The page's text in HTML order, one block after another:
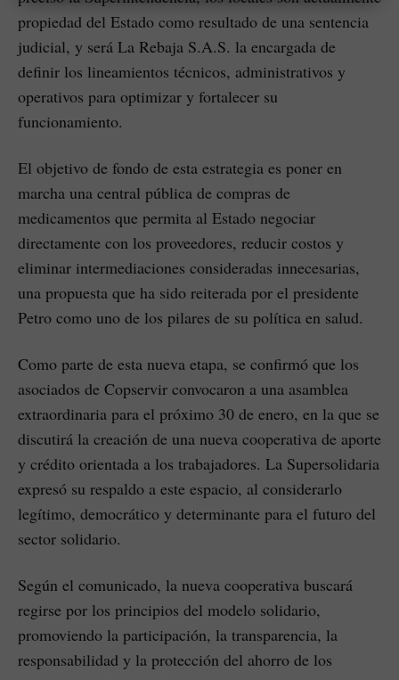
propiedad del Estado como resultado de una sentencia
judicial, y será La Rebaja S.A.S. la encargada de
definir los lineamientos técnicos, administrativos y
operativos para optimizar y fortalecer su
funcionamiento.
El objetivo de fondo de esta estrategia es poner en
marcha una central pública de compras de
medicamentos que permita al Estado negociar
directamente con los proveedores, reducir costos y
eliminar intermediaciones consideradas innecesarias,
una propuesta que ha sido reiterada por el presidente
Petro como uno de los pilares de su política en salud.
Como parte de esta nueva etapa, se confirmó que los
asociados de Copservir convocaron a una asamblea
extraordinaria para el próximo 30 de enero, en la que se
discutirá la creación de una nueva cooperativa de aporte
y crédito orientada a los trabajadores. La Supersolidaria
expresó su respaldo a este espacio, al considerarlo
legítimo, democrático y determinante para el futuro del
sector solidario.
Según el comunicado, la nueva cooperativa buscará
regirse por los principios del modelo solidario,
promoviendo la participación, la transparencia, la
responsabilidad y la protección del ahorro de los